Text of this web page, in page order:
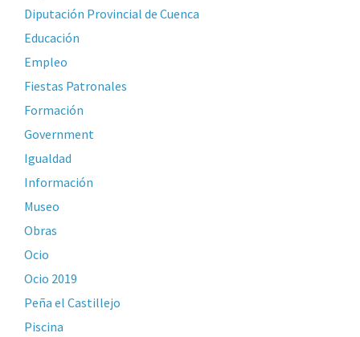
Diputación Provincial de Cuenca
Educación
Empleo
Fiestas Patronales
Formación
Government
Igualdad
Información
Museo
Obras
Ocio
Ocio 2019
Peña el Castillejo
Piscina